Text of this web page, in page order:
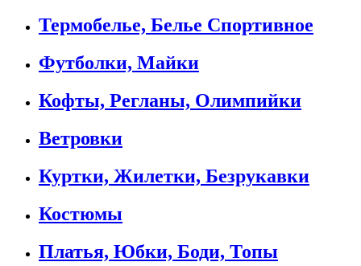
Термобелье, Белье Спортивное
Футболки, Майки
Кофты, Регланы, Олимпийки
Ветровки
Куртки, Жилетки, Безрукавки
Костюмы
Платья, Юбки, Боди, Топы